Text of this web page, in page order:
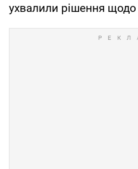
ухвалили рішення щодо